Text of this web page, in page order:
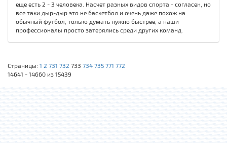
еще есть 2 - 3 человека. Насчет разных видов спорта - согласен, но
все таки дыр-дыр это не баскетбол и очень даже похож на
обычный футбол, только думать нужно быстрее, а наши
профессионалы просто затерялись среди других команд.
Страницы: 1 2 731 732 733 734 735 771 772
14641 - 14660 из 15439